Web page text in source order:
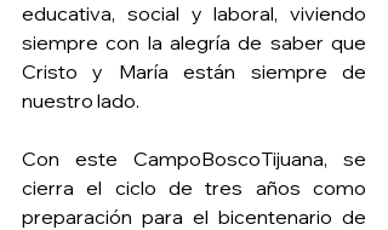
educativa, social y laboral, viviendo
siempre con la alegría de saber que
Cristo y María están siempre de
nuestro lado.
Con este CampoBoscoTijuana, se
cierra el ciclo de tres años como
preparación para el bicentenario de